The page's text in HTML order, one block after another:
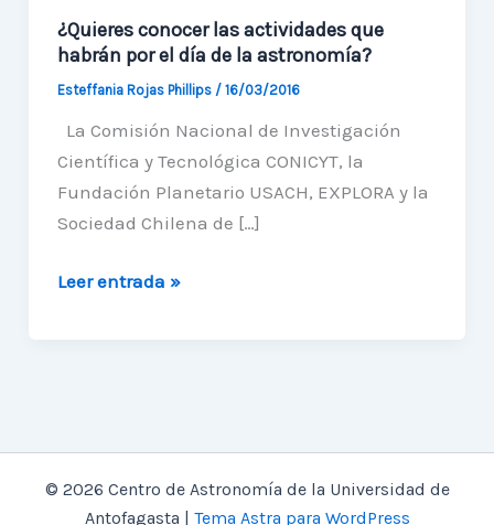
¿Quieres conocer las actividades que
habrán por el día de la astronomía?
Esteffania Rojas Phillips / 16/03/2016
La Comisión Nacional de Investigación
Científica y Tecnológica CONICYT, la
Fundación Planetario USACH, EXPLORA y la
Sociedad Chilena de […]
¿Quieres
el
Leer entrada »
© 2026 Centro de Astronomía de la Universidad de
Antofagasta | Tema Astra para WordPress